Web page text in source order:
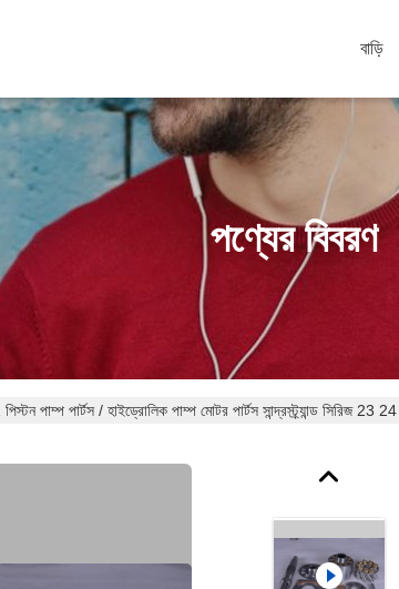
বাড়ি
পণ্যের বিবরণ
পাম্প পার্টস / হাইড্রোলিক পাম্প মোটর পার্টস সান্দ্রস্ট্র্যান্ড সিরিজ 23